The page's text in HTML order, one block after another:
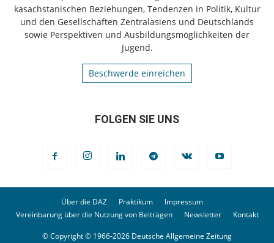
kasachstanischen Beziehungen, Tendenzen in Politik, Kultur
und den Gesellschaften Zentralasiens und Deutschlands
sowie Perspektiven und Ausbildungsmöglichkeiten der
Jugend.
Beschwerde einreichen
FOLGEN SIE UNS
Über die DAZ Praktikum
Impressum
Vereinbarung über die Nutzung von Beiträgen
Newsletter Kontakt
© Copyright © 1966-2026 Deutsche Allgemeine Zeitung